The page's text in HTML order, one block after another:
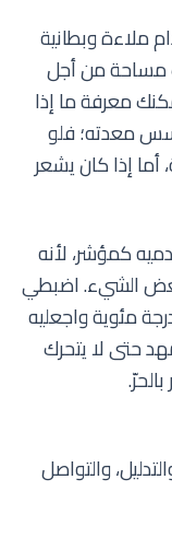
ملاءة وبطانية
مساحة من أجل
معرفة ما إذا
معدته؛ فلو
أما إذا كان يشعر
كمؤشر، لأنه
الشيء. اضبطي
حرارة غرفة طفلك على حوالي 23 درجة مئوية واجعليه
حتى لا يتحرك
والتواصل